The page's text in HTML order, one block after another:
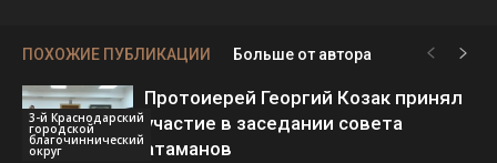
ПОХОЖИЕ ПУБЛИКАЦИИ Больше от автора
3-й Краснодарский
городской
благочиннический
округ
Протоиерей Георгий Козак принял
участие в заседании совета
атаманов